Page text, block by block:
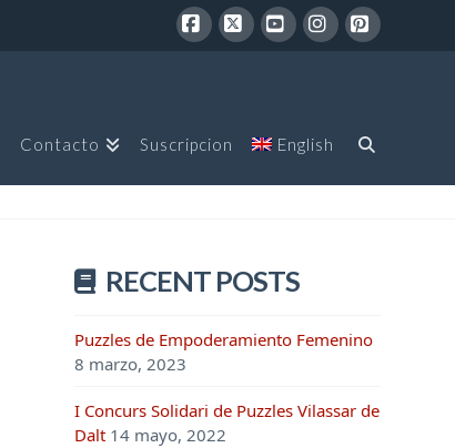
Contacto Suscripcion English
RECENT POSTS
Puzzles de Empoderamiento Femenino
8 marzo, 2023
I Concurs Solidari de Puzzles Vilassar de
Dalt 14 mayo, 2022